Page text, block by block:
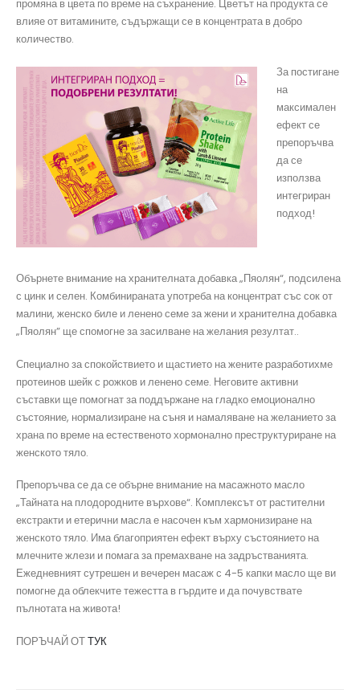
промяна в цвета по време на съхранение. Цветът на продукта се
влияе от витамините, съдържащи се в концентрата в добро
количество.
За постигане
на
максимален
ефект се
препоръчва
да се
използва
интегриран
подход!
Обърнете внимание на хранителната добавка „Пяолян“, подсилена
с цинк и селен. Комбинираната употреба на концентрат със сок от
малини, женско биле и ленено семе за жени и хранителна добавка
„Пяолян” ще спомогне за засилване на желания резултат..
Специално за спокойствието и щастието на жените разработихме
протеинов шейк с рожков и ленено семе. Неговите активни
съставки ще помогнат за поддържане на гладко емоционално
състояние, нормализиране на съня и намаляване на желанието за
храна по време на естественото хормонално преструктуриране на
женското тяло.
Препоръчва се да се обърне внимание на масажното масло
„Тайната на плодородните върхове“. Комплексът от растителни
екстракти и етерични масла е насочен към хармонизиране на
женското тяло. Има благоприятен ефект върху състоянието на
млечните жлези и помага за премахване на задръстванията.
Ежедневният сутрешен и вечерен масаж с 4-5 капки масло ще ви
помогне да облекчите тежестта в гърдите и да почувствате
пълнотата на живота!
ПОРЪЧАЙ ОТТУК